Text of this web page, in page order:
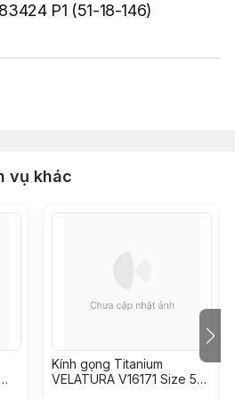
P1 (51-18-146)
vụ khác
Kính gọng Titanium
VELATURA V16171 Size 53-